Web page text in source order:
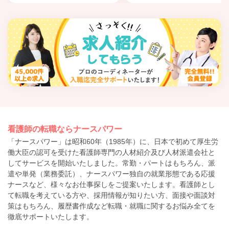
看護師の転職ならナースパワー
「ナースパワー」は昭和60年（1985年）に、日本で初めて厚生労
働大臣の認可を受けた看護師専門の人材紹介及び人材派遣会社と
してサービスを開始いたしました。常勤・パートはもちろん、派
遣や単発（業務委託）、ナースパワー独自の就業形態である応援
ナースなど、様々なお仕事探しをご提案いたします。看護師とし
て転職を考えている方や、採用情報が知りたい方、面接や面談対
策はもちろん、履歴書作成など転職・就職に関するお悩み全てを
徹底サポートいたします。